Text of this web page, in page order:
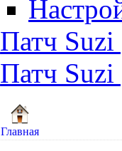
Патч
Патч Suzi
Главная